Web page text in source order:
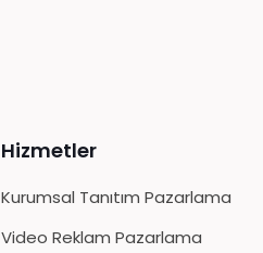
Hizmetler
Kurumsal Tanıtım Pazarlama
Video Reklam Pazarlama